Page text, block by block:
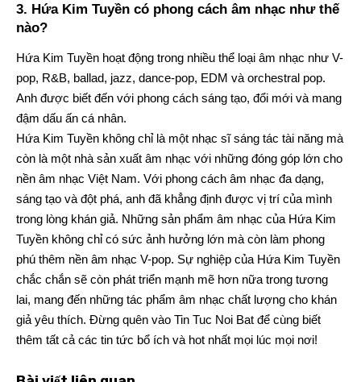
3. Hứa Kim Tuyền có phong cách âm nhạc như thế
nào?
Hứa Kim Tuyền hoạt động trong nhiều thể loại âm nhạc như V-
pop, R&B, ballad, jazz, dance-pop, EDM và orchestral pop.
Anh được biết đến với phong cách sáng tạo, đổi mới và mang
đậm dấu ấn cá nhân.
Hứa Kim Tuyền không chỉ là một nhạc sĩ sáng tác tài năng mà
còn là một nhà sản xuất âm nhạc với những đóng góp lớn cho
nền âm nhạc Việt Nam. Với phong cách âm nhạc đa dạng,
sáng tạo và đột phá, anh đã khẳng định được vị trí của mình
trong lòng khán giả. Những sản phẩm âm nhạc của Hứa Kim
Tuyền không chỉ có sức ảnh hưởng lớn mà còn làm phong
phú thêm nền âm nhạc V-pop. Sự nghiệp của Hứa Kim Tuyền
chắc chắn sẽ còn phát triển mạnh mẽ hơn nữa trong tương
lai, mang đến những tác phẩm âm nhạc chất lượng cho khán
giả yêu thích. Đừng quên vào Tin Tuc Noi Bat để cùng biết
thêm tất cả các tin tức bổ ích và hot nhất mọi lúc mọi nơi!